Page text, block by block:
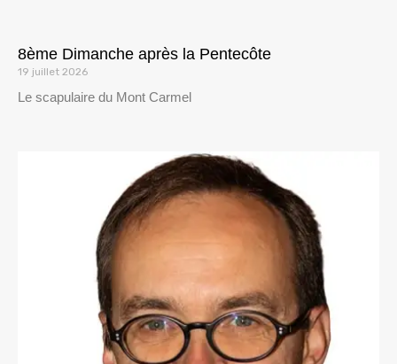
8ème Dimanche après la Pentecôte
19 juillet 2026
Le scapulaire du Mont Carmel